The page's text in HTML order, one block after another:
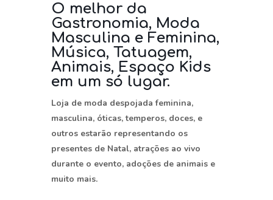
O melhor da
Gastronomia, Moda
Masculina e Feminina,
Música, Tatuagem,
Animais, Espaço Kids
em um só lugar.
Loja de moda despojada feminina,
masculina, óticas, temperos, doces, e
outros estarão representando os
presentes de Natal, atrações ao vivo
durante o evento, adoções de animais e
muito mais.